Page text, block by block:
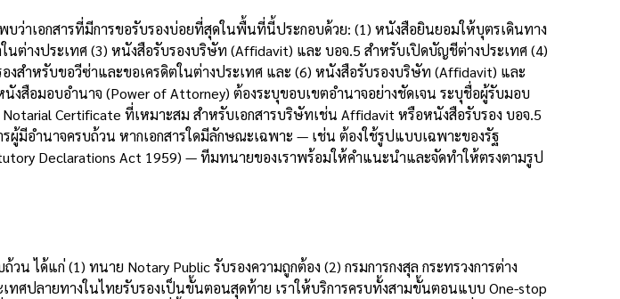
ว่าเอกสารที่มีการขอรับรองบ่อยที่สุดในพื้นที่นี้ประกอบด้วย: (1) หนังสือยินยอมให้บุตรเดินทาง
ต่างประเทศ (3) หนังสือรับรองบริษัท (Affidavit) และ บอจ.5 สำหรับเปิดบัญชีต่างประเทศ (4)
ำหรับขอวีซ่าและขอเครดิตในต่างประเทศ และ (6) หนังสือรับรองบริษัท (Affidavit) และ
สือมอบอำนาจ (Power of Attorney) ต้องระบุขอบเขตอำนาจอย่างชัดเจน ระบุชื่อผู้รับมอบ
Certificate ที่เหมาะสม สำหรับเอกสารบริษัทเช่น Affidavit หรือหนังสือรับรอง บอจ.5
มีอำนาจครบถ้วน หากเอกสารใดมีลักษณะเฉพาะ — เช่น ต้องใช้รูปแบบเฉพาะของรัฐ
Declarations Act 1959) — ทีมทนายของเราพร้อมให้คำแนะนำและจัดทำให้ตรงตามรูป
ได้แก่ (1) ทนาย Notary Public รับรองความถูกต้อง (2) กรมการกงสุล กระทรวงการต่าง
ทศปลายทางในไทยรับรองเป็นขั้นตอนสุดท้าย เราให้บริการครบทั้งสามขั้นตอนแบบ One-stop